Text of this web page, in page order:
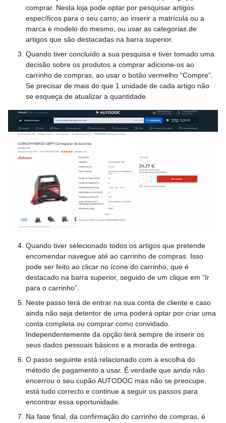
comprar. Nesta loja pode optar por pesquisar artigos
específicos para o seu carro, ao inserir a matrícula ou a
marca e modelo do mesmo, ou usar as categorias de
artigos que são destacadas na barra superior.
Quando tiver concluído a sua pesquisa e tiver tomado uma
decisão sobre os produtos a comprar adicione-os ao
carrinho de compras, ao usar o botão vermelho “Compre”.
Se precisar de mais do que 1 unidade de cada artigo não
se esqueça de atualizar a quantidade.
Quando tiver selecionado todos os artigos que pretende
encomendar navegue até ao carrinho de compras. Isso
pode ser feito ao clicar no ícone do carrinho, que é
destacado na barra superior, seguido de um clique em “Ir
para o carrinho”.
Neste passo terá de entrar na sua conta de cliente e caso
ainda não seja detentor de uma poderá optar por criar uma
conta completa ou comprar como convidado.
Independentemente da opção terá sempre de inserir os
seus dados pessoais básicos e a morada de entrega.
O passo seguinte está relacionado com a escolha do
método de pagamento a usar. É verdade que ainda não
encerrou o seu cupão AUTODOC mas não se preocupe,
está tudo correcto e continue a seguir os passos para
encontrar essa oportunidade.
Na fase final, da confirmação do carrinho de compras, é